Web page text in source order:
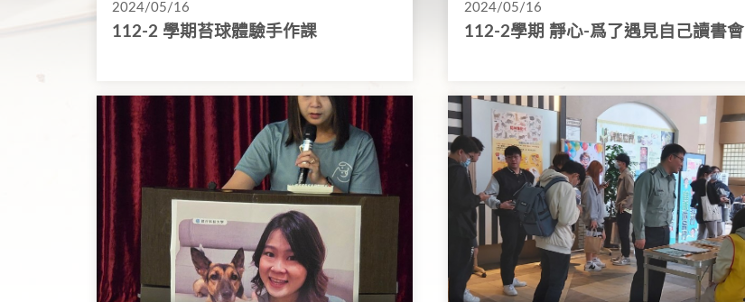
2024/05/16
112-2 學期苔球體驗手作課
2024/05/16
112-2學期 靜心-爲了遇見自己讀書會